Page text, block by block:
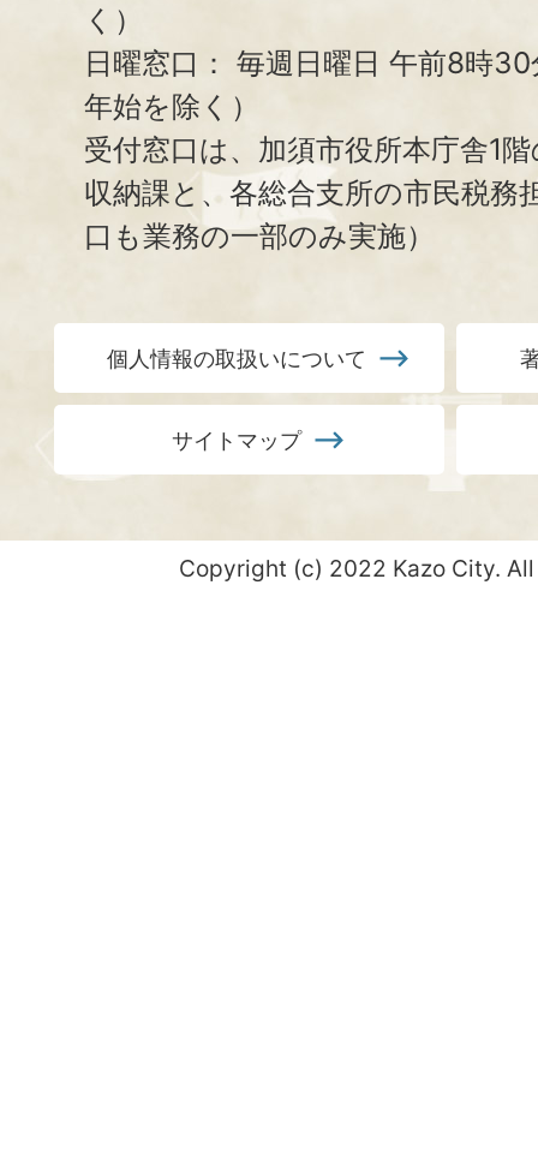
く）
日曜窓口： 毎週日曜日 午前8時
年始を除く）
受付窓口は、加須市役所本庁舎1
収納課と、 各総合支所の市民税務
口も業務の一部のみ実施）
個人情報の取扱いについて
サイトマップ
Copyright (c) 2022 Kazo City.